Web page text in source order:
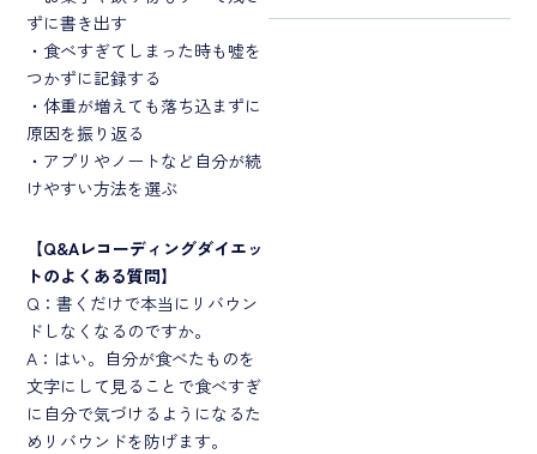
ずに書き出す
・食べすぎてしまった時も嘘を
つかずに記録する
・体重が増えても落ち込まずに
原因を振り返る
・アプリやノートなど自分が続
けやすい方法を選ぶ
【Q&Aレコーディングダイエッ
トのよくある質問】
Q：書くだけで本当にリバウン
ドしなくなるのですか。
A：はい。自分が食べたものを
文字にして見ることで食べすぎ
に自分で気づけるようになるた
めリバウンドを防げます。